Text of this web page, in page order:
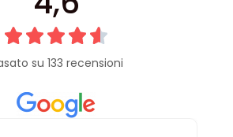
su 133 recensioni